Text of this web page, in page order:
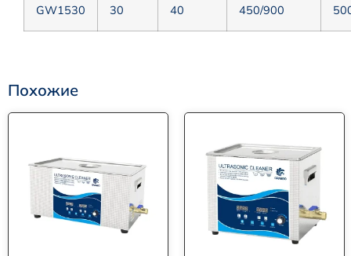
GW1530 30 40 450/900
Похожие